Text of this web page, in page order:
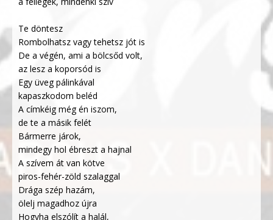
Te döntesz
Rombolhatsz vagy tehetsz jót is
De a végén, ami a bölcsőd volt,
az lesz a koporsód is
Egy üveg pálinkával
kapaszkodom beléd
A címkéig még én iszom,
de te a másik felét
Bármerre járok,
mindegy hol ébreszt a hajnal
A szívem át van kötve
piros-fehér-zöld szalaggal
Drága szép hazám,
ölelj magadhoz újra
Hogyha elszólít a halál,